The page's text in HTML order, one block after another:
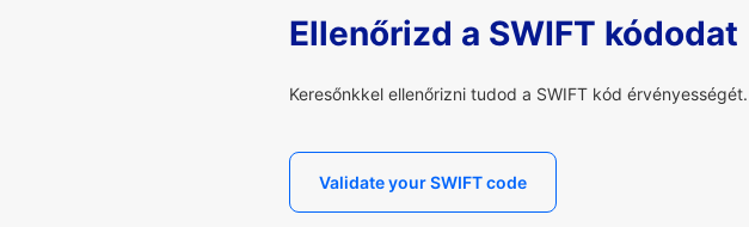
Ellenőrizd a SWIFT kódodat
Keresőnkkel ellenőrizni tudod a SWIFT kód érvényességét.
Validate your SWIFT code